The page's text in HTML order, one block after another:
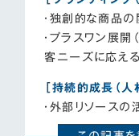
・独創的な商品
・プラスワン展開
客ニーズに応える
［持続的成長（人
・外部リソース